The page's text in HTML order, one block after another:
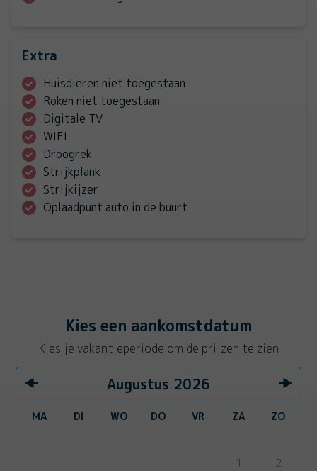
Extra
Huisdieren niet toegestaan
Roken niet toegestaan
Digitale TV
WIFI
Droogrek
Strijkplank
Strijkijzer
Oplaadpunt auto in de buurt
Kies een aankomstdatum
Kies je vakantieperiode om de prijzen te zien
Augustus 2026
MA DI WO DO VR ZA ZO
1 2